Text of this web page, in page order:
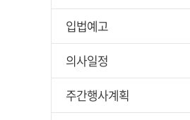
입법예고
의사일정
주간행사계획